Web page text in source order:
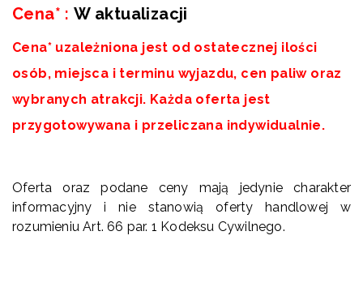
Cena* :W aktualizacji
Cena* uzależniona jest od ostatecznej ilości
osób, miejsca i terminu wyjazdu, cen paliw oraz
wybranych atrakcji. Każda oferta jest
przygotowywana i przeliczana indywidualnie.
Oferta oraz podane ceny mają jedynie charakter
informacyjny i nie stanowią oferty handlowej w
rozumieniu Art. 66 par. 1 Kodeksu Cywilnego.